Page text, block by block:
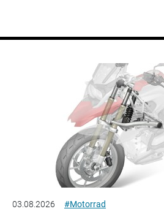
03.08.2026 #Motorrad